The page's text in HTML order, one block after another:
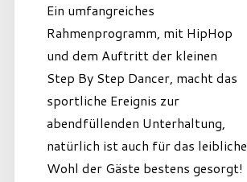
Ein umfangreiches
Rahmenprogramm, mit HipHop
und dem Auftritt der kleinen
Step By Step Dancer, macht das
sportliche Ereignis zur
abendfüllenden Unterhaltung,
natürlich ist auch für das leibliche
Wohl der Gäste bestens gesorgt!